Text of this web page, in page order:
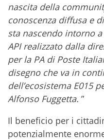
nascita della
conoscenza diffusa e
sta nascendo intorno a
API realizzato dalla
per la PA di Poste
disegno che va in
dell’ecosistema E015
Alfonso Fuggetta. ”
Il beneficio per i
potenzialmente